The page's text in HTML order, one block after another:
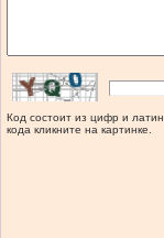
Код состоит из цифр и
кода кликните на картинке.